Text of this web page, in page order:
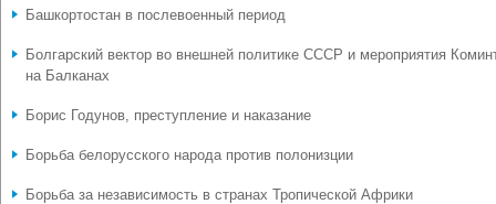
Башкортостан в послевоенный период
Болгарский вектор во внешней политике СССР и мероприятия
на Балканах
Борис Годунов, преступление и наказание
Борьба белорусского народа против полонизции
Борьба за независимость в странах Тропической Африки